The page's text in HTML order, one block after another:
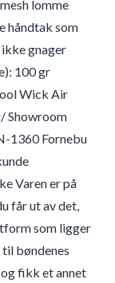
lomme
håndtak som
gnager
100 gr
Wick Air
Showroom
1360 Fornebu
Varen er på
får ut av det,
som ligger
bøndenes
fikk et annet